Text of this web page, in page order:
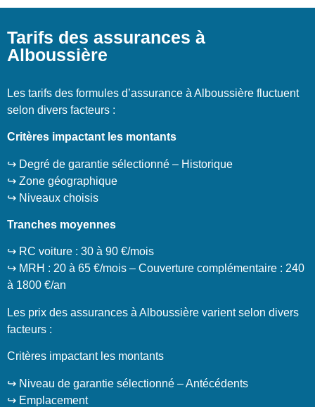
Tarifs des assurances à
Alboussière
Les tarifs des formules d’assurance à Alboussière fluctuent
selon divers facteurs :
Critères impactant les montants
↪️ Degré de garantie sélectionné – Historique
↪️ Zone géographique
↪️ Niveaux choisis
Tranches moyennes
↪️ RC voiture : 30 à 90 €/mois
↪️ MRH : 20 à 65 €/mois – Couverture complémentaire : 240
à 1800 €/an
Les prix des assurances à Alboussière varient selon divers
facteurs :
Critères impactant les montants
↪️ Niveau de garantie sélectionné – Antécédents
↪️ Emplacement